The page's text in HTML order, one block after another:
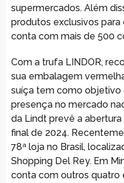
supermercados. Além
produtos exclusivos para
conta com mais de 500
Com a trufa LINDOR,
sua embalagem
suíça tem como objetivo
presença no mercado
da Lindt prevê a
final de 2024.
78ª loja no Brasil,
Shopping Del Rey. Em
conta com outros quatro